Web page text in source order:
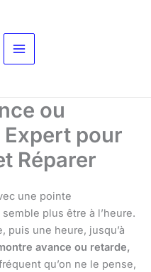
ou
Expert pour
Réparer
une pointe
semble plus être à l’heure.
puis une heure, jusqu’à
avance ou retarde,
qu’on ne le pense,